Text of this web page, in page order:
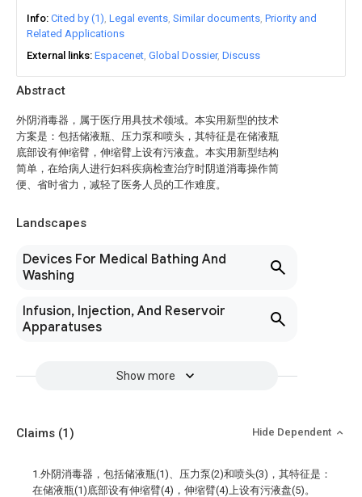
Abstract
外阴消毒器，属于医疗用具技术领域。本实用新型的技术
方案是：包括储液瓶、压力泵和喷头，其特征是在储液瓶
底部设有伸缩臂，伸缩臂上设有污液盘。本实用新型结构
简单，在给病人进行妇科疾病检查治疗时阴道消毒操作简
便、省时省力，减轻了医务人员的工作难度。
Landscapes
Devices For Medical Bathing And
Washing
Infusion, Injection, And Reservoir
Apparatuses
Show more
Info Cited by (1) Legal events Similar documents Priority and
Related Applications
External links Espacenet Global Dossier Discuss
Claims (1) Hide Dependent
1.外阴消毒器，包括储液瓶(1)、压力泵(2)和喷头(3)，其特征是：
在储液瓶(1)底部设有伸缩臂(4)，伸缩臂(4)上设有污液盘(5)。